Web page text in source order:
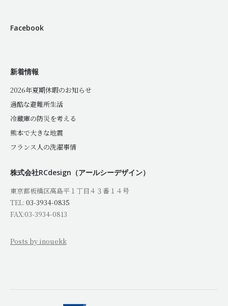
Facebook
新着情報
2026年夏期休暇のお知らせ
過酷な避難所生活
冷蔵庫の防災を考える
熊本で大きな地震
フランス人の洗濯事情
株式会社RCdesign（アールシーデザイン）
東京都板橋区高島平１丁目４３番１４号
TEL: 03-3934-0835
FAX:03-3934-0813
Posts by inouekk